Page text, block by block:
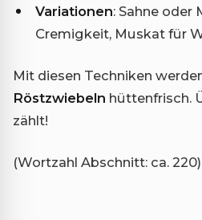
Variationen: Sahne oder
Cremigkeit, Muskat für
Mit diesen Techniken
Röstzwiebeln hüttenfrisch.
zählt!
(Wortzahl Abschnitt: ca. 220)